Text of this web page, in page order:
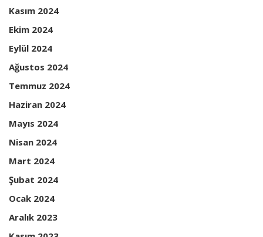
Kasım 2024
Ekim 2024
Eylül 2024
Ağustos 2024
Temmuz 2024
Haziran 2024
Mayıs 2024
Nisan 2024
Mart 2024
Şubat 2024
Ocak 2024
Aralık 2023